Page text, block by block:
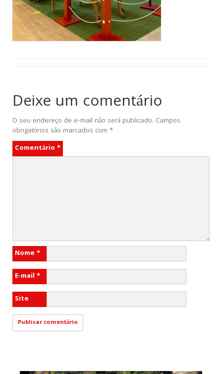
Deixe um comentário
O seu endereço de e-mail não será publicado. Campos
obrigatórios são marcados com *
Comentário *
Nome *
E-mail *
Site